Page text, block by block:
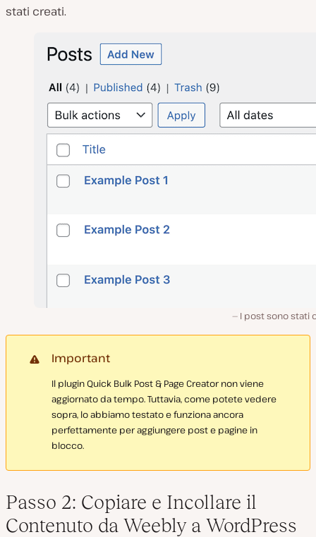
stati creati.
I post sono stati
Important
Il plugin Quick Bulk Post & Page Creator non viene
aggiornato da tempo. Tuttavia, come potete vedere
sopra, lo abbiamo testato e funziona ancora
perfettamente per aggiungere post e pagine in
blocco.
Passo 2: Copiare e Incollare il
Contenuto da Weebly a WordPress